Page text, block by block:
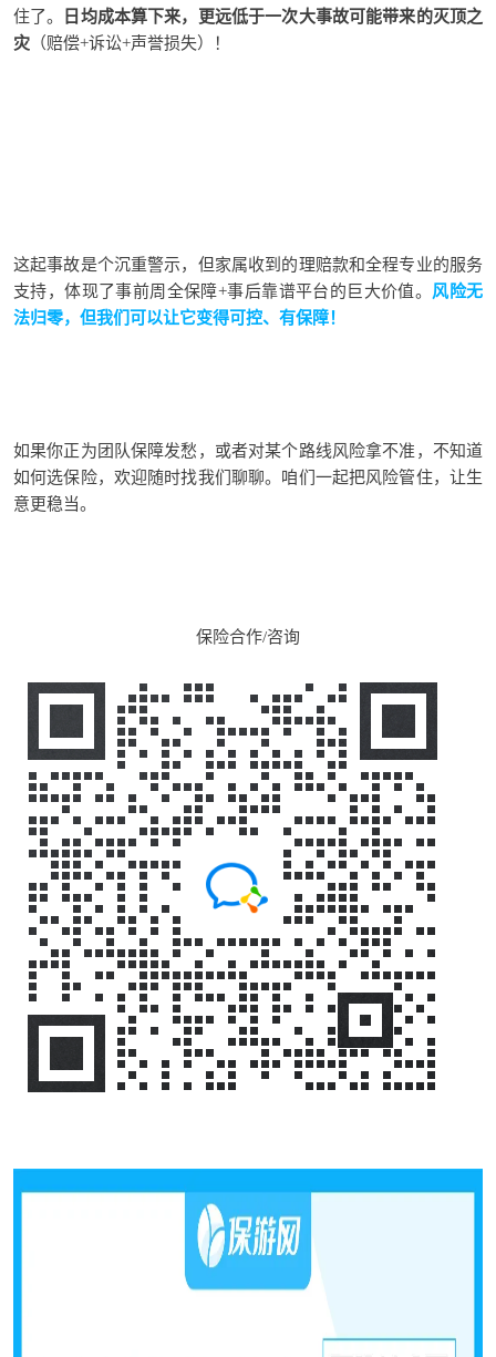
住了。
日均成本算下来，更远低于一次大事故可能带来的灭顶之
灾 （赔偿+诉讼+声誉损失）！
这起事故是个沉重警示，但家属收到的理赔款和全程专业的服务
支持，体现了事前周全保障+事后靠谱平台的巨大价值。 风险无
法归零，但我们可以让它变得可控、 有保障！
如果你正为团队保障发愁，或者对某个路线风险拿不准， 不知道
如何选保险， 欢迎随时找我们 聊聊。咱们一起把风险管住，让生
意更稳当。
保险合作/咨询